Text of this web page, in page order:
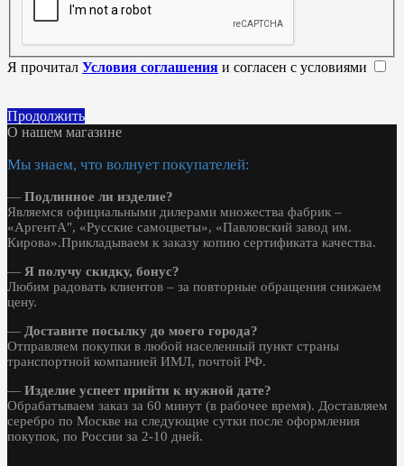
Я прочитал Условия соглашения и согласен с условиями
Продолжить
О нашем магазине
Мы знаем, что волнует покупателей:
— Подлинное ли изделие?
Являемся официальными дилерами множества фабрик –
«АргентА", «Русские самоцветы», «Павловский завод им.
Кирова».Прикладываем к заказу копию сертификата качества.
— Я получу скидку, бонус?
Любим радовать клиентов – за повторные обращения снижаем
цену.
— Доставите посылку до моего города?
Отправляем покупки в любой населенный пункт страны
транспортной компанией ИМЛ, почтой РФ.
— Изделие успеет прийти к нужной дате?
Обрабатываем заказ за 60 минут (в рабочее время). Доставляем
серебро по Москве на следующие сутки после оформления
покупок, по России за 2-10 дней.